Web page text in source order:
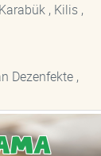
, Kilis ,
Dezenfekte ,